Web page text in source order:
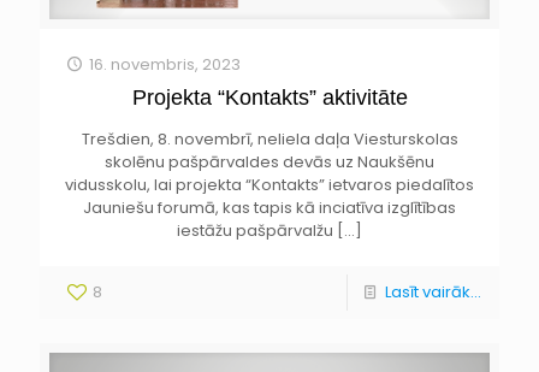
16. novembris, 2023
Projekta “Kontakts” aktivitāte
Trešdien, 8. novembrī, neliela daļa Viesturskolas
skolēnu pašpārvaldes devās uz Naukšēnu
vidusskolu, lai projekta “Kontakts” ietvaros piedalītos
Jauniešu forumā, kas tapis kā inciatīva izglītības
iestāžu pašpārvalžu […]
8 Lasīt vairāk...